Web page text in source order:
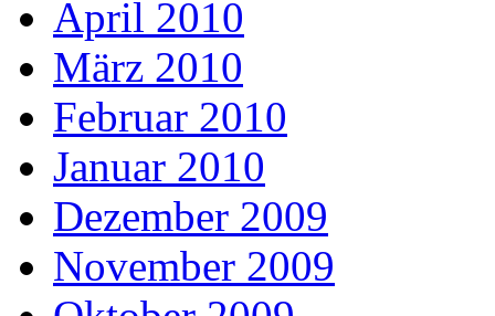
April 2010
März 2010
Februar 2010
Januar 2010
Dezember 2009
November 2009